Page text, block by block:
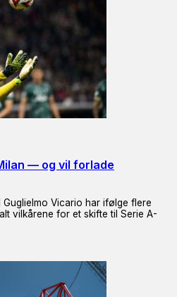
— og vil forlade
Guglielmo Vicario har ifølge flere
vilkårene for et skifte til Serie A-